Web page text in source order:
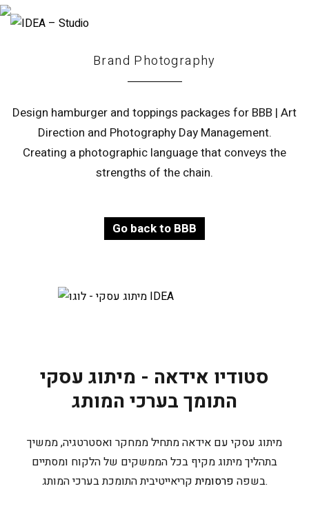
Brand Photography
Design hamburger and toppings packages for BBB | Art
Direction and Photography Day Management.
Creating a photographic language that conveys the
strengths of the chain.
Go back to BBB
סטודיו אידאה - מיתוג עסקי
התומך בערכי המותג
מיתוג עסקי עם אידאה מתחיל ממחקר ואסטרטגיה, ממשיך
בתהליך מיתוג מקיף בכל הממשקים של הלקוח ומסתיים
בשפה פרסומית קריאייטיבית התומכת בערכי המותג.